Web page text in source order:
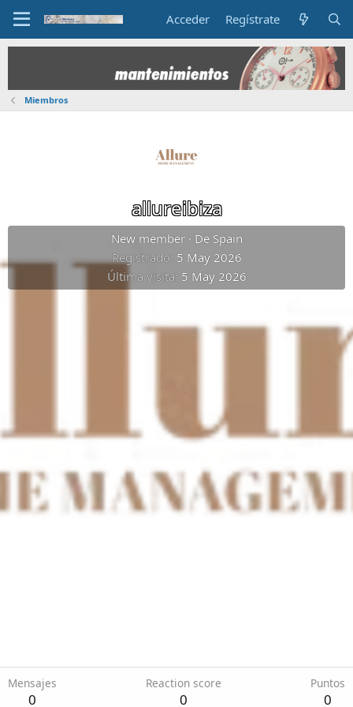
Acceder Regístrate
Miembros
allureibiza
New member · De Spain
Registrado 5 May 2026
Última visita 5 May 2026
Mensajes
0
Reaction score
0
Puntos
0